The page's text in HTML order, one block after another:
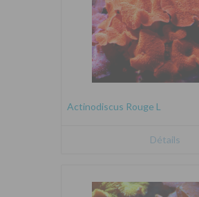
Actinodiscus Rouge L
Détails